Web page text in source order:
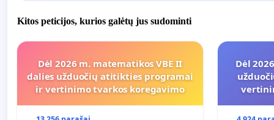
Kitos peticijos, kurios galėtų jus sudominti
Dėl 2026 m. matematikos VBE II
dalies užduočių atitikties programai
ir vertinimo tvarkos koregavimo
Dėl